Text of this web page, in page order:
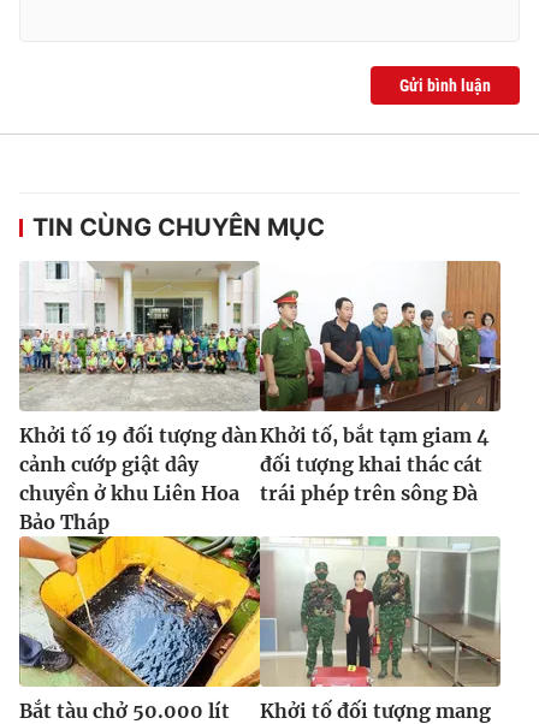
Gửi bình luận
TIN CÙNG CHUYÊN MỤC
Khởi tố 19 đối tượng dàn
cảnh cướp giật dây
chuyền ở khu Liên Hoa
Bảo Tháp
Khởi tố, bắt tạm giam 4
đối tượng khai thác cát
trái phép trên sông Đà
Bắt tàu chở 50.000 lít
Khởi tố đối tượng mang